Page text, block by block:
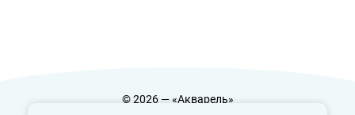
© 2026 — «Акварель»